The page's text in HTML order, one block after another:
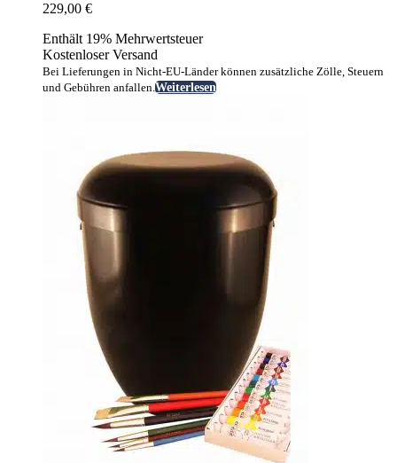
229,00 €
Enthält 19% Mehrwertsteuer
Kostenloser Versand
Bei Lieferungen in Nicht-EU-Länder können zusätzliche Zölle, Steuern
und Gebühren anfallen.Weiterlesen